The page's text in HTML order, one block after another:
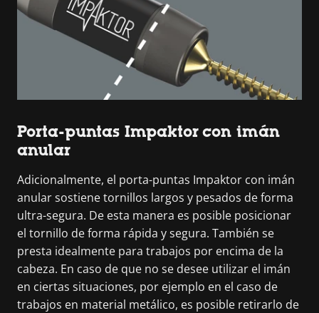
Porta-puntas Impaktor con imán
anular
Adicionalmente, el porta-puntas Impaktor con imán
anular sostiene tornillos largos y pesados de forma
ultra-segura. De esta manera es posible posicionar
el tornillo de forma rápida y segura. También se
presta idealmente para trabajos por encima de la
cabeza. En caso de que no se desee utilizar el imán
en ciertas situaciones, por ejemplo en el caso de
trabajos en material metálico, es posible retirarlo de